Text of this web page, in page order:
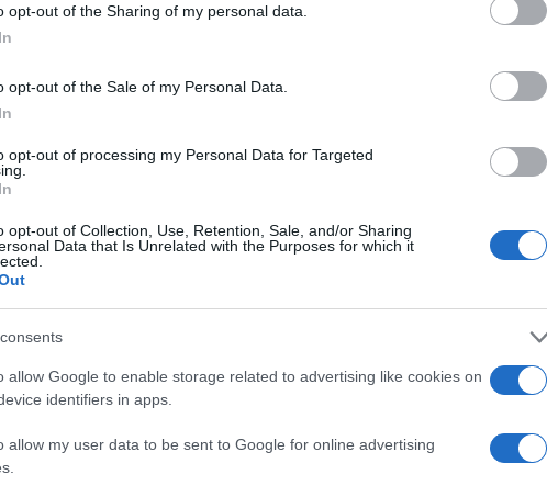
opt-out of the Sharing of my personal data.
opt-out of the Sale of my Personal Data.
opt-out of processing my Personal Data for Targeted
opt-out of Collection, Use, Retention, Sale, and/or Sharing
Data that Is Unrelated with the Purposes for which it
allow Google to enable storage related to advertising like cookies on
identifiers in apps.
allow my user data to be sent to Google for online advertising
Khan – sostiene che i
nel contesto di un conflitto armato
conflitto armato non internazionale tra
palestinesi) che si svolge in
imputati siano stati commessi
contro la popolazione civile
Stato. Questi crimini, secondo la
Sinwar, Mohammed Deif, Ismail
per crimini simili, per azioni
Gaza. parliamo di accuse di “sterminio,
tortura”